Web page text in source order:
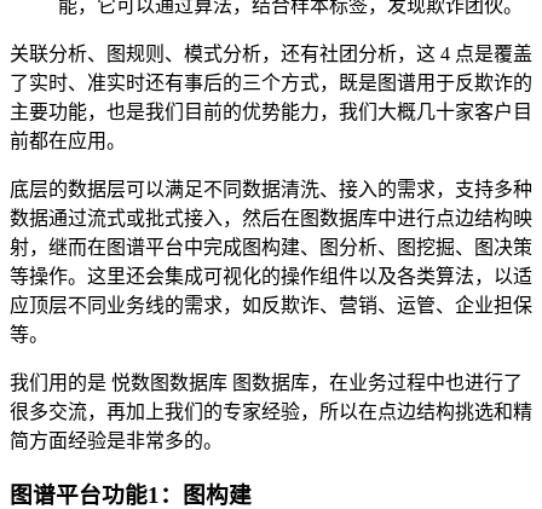
能，它可以通过算法，结合样本标签，发现欺诈团伙。
关联分析、图规则、模式分析，还有社团分析，这 4 点是覆盖
了实时、准实时还有事后的三个方式，既是图谱用于反欺诈的
主要功能，也是我们目前的优势能力，我们大概几十家客户目
前都在应用。
底层的数据层可以满足不同数据清洗、接入的需求，支持多种
数据通过流式或批式接入，然后在图数据库中进行点边结构映
射，继而在图谱平台中完成图构建、图分析、图挖掘、图决策
等操作。这里还会集成可视化的操作组件以及各类算法，以适
应顶层不同业务线的需求，如反欺诈、营销、运管、企业担保
等。
我们用的是 悦数图数据库 图数据库，在业务过程中也进行了
很多交流，再加上我们的专家经验，所以在点边结构挑选和精
简方面经验是非常多的。
图谱平台功能1：图构建